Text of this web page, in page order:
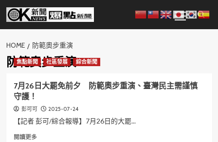
Skip
content
Menu
HOME 防範奧步重演
防範奧步重演
焦點新聞 社區發展 綜合新聞
7月26日大罷免前夕 防範奧步重演、臺灣民主需謹慎
守護！
彭可可 2025-07-24
【記者 彭可/綜合報導】7月26日的大罷...
閱讀更多Read